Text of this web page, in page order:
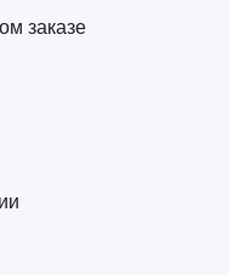
заказе